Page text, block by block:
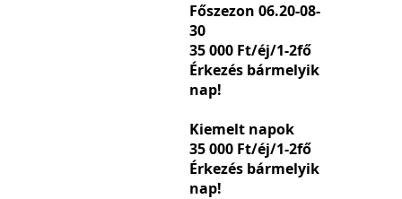
Főszezon 06.20-08-
30
35 000 Ft/éj/1-2fő
Érkezés bármelyik
nap!
Kiemelt napok
35 000 Ft/éj/1-2fő
Érkezés bármelyik
nap!